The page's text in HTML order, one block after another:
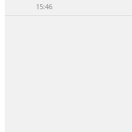
15:46